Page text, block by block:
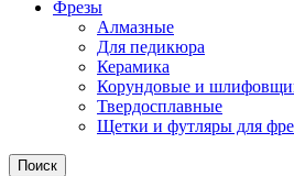
Фрезы
Алмазные
Для педикюра
Керамика
Корундовые и
Твердосплавные
Щетки и футляры для
Поиск